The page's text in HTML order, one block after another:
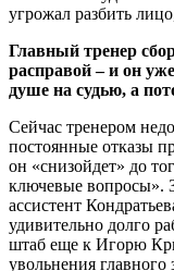
угрожал разбить
Главный тренер
расправой – и он
душе на судью, а
Сейчас тренером
постоянные отказы
он «снизойдет» до
ключевые вопросы».
ассистент
удивительно долго
штаб еще к Игорю
увольнения главного